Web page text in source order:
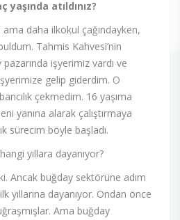
atıldınız?
daha ilkokul çağındayken,
Tahmis Kahvesi’nin
pazarında işyerimiz vardı ve
gelip giderdim. O
çekmedim. 16 yaşıma
yanına alarak çalıştırmaya
sürecim böyle başladı.
yıllara dayanıyor?
Ancak buğday sektörüne adım
yıllarına dayanıyor. Ondan önce
Ama buğday